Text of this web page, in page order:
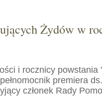
Żydów w
i rocznicy powstania
premiera
członek Rady